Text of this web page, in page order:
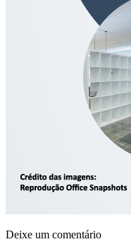
Deixe um comentário